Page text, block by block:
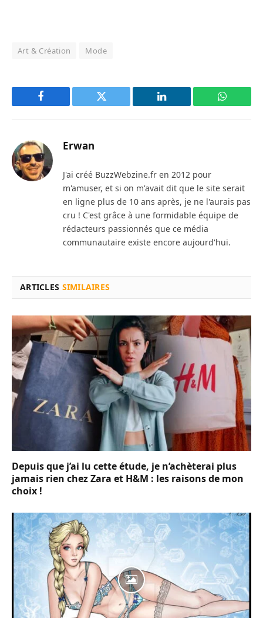
Art & Création Mode
Facebook Twitter LinkedIn
Erwan
J'ai créé BuzzWebzine.fr en 2012 pour
m'amuser, et si on m'avait dit que le site serait
en ligne plus de 10 ans après, je ne l'aurais pas
cru ! C'est grâce à une formidable équipe de
rédacteurs passionnés que ce média
communautaire existe encore aujourd'hui.
ARTICLES SIMILAIRES
Depuis que j’ai lu cette étude, je n’achèterai plus
jamais rien chez Zara et H&M : les raisons de mon
choix !